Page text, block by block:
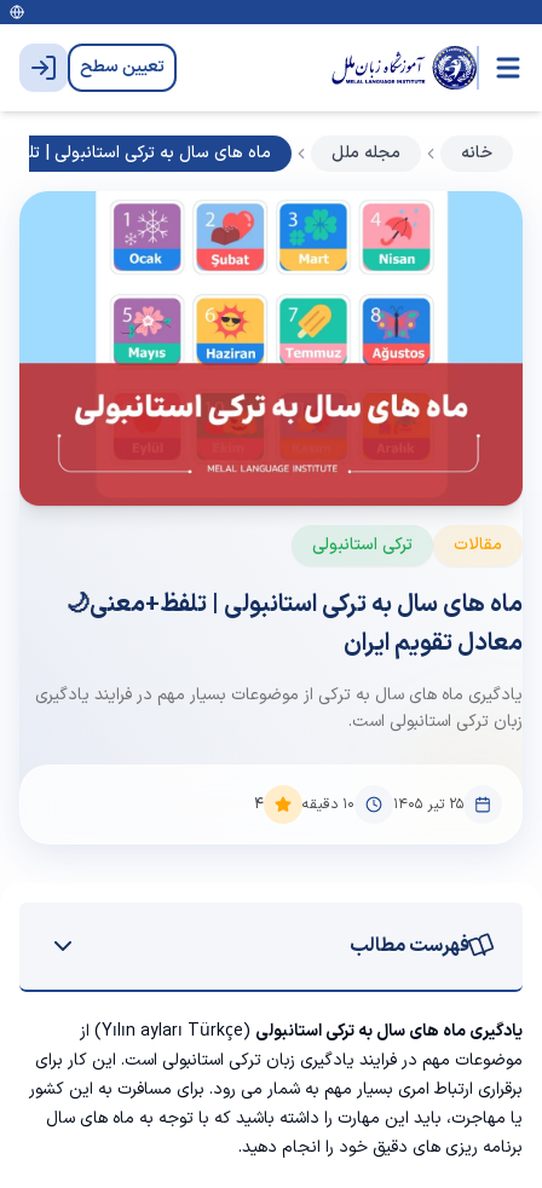
تعیین سطح
خانه مجله ملل ماه های سال به ترکی استانبولی |
مقالات ترکی استانبولی
ماه های سال به ترکی استانبولی | تلفظ+معنی🌙
معادل تقویم ایران
یادگیری ماه های سال به ترکی از موضوعات بسیار مهم در فرایند یادگیری
زبان ترکی استانبولی است.
۲۵ تیر ۱۴۰۵ 10 دقیقه 4
فهرست مطالب
ماه های سال به ترکی
نکات جالب در مورد ماه های سال در ترکیه
اصطلاحات مربوط به ماه های سال به ترکی
یادگیری ماه های سال به ترکی استانبولی
(Yılın ayları Türkçe) از
موضوعات مهم در فرایند یادگیری زبان ترکی استانبولی است. این کار برای
برقراری ارتباط امری بسیار مهم به شمار می رود. برای مسافرت به این کشور
یا مهاجرت، باید این مهارت را داشته باشید که با توجه به ماه های سال
برنامه ریزی های دقیق خود را انجام دهید.